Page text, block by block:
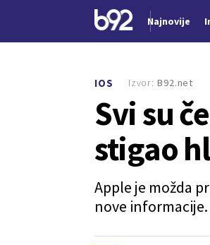
Najnovije
IOS
Svi su
stigao
Apple je možda
nove informacije.
Izvor: B92.net